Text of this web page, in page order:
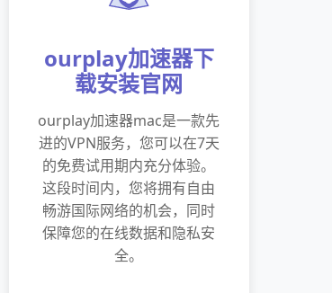
ourplay加速器下
载安装官网
ourplay加速器mac是一款先
进的VPN服务，您可以在7天
的免费试用期内充分体验。
这段时间内，您将拥有自由
畅游国际网络的机会，同时
保障您的在线数据和隐私安
全。